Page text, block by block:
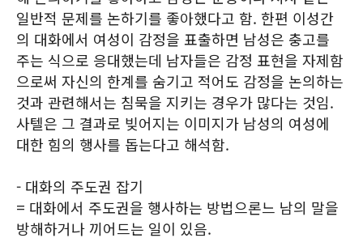
일반적 문제를 논하기를 좋아했다고 함. 한편 이성간
의 대화에서 여성이 감정을 표출하면 남성은 충고를
주는 식으로 응대했는데 남자들은 감정 표현을 자제함
으로써 자신의 한계를 숨기고 적어도 감정을 논의하는
것과 관련해서는 침묵을 지키는 경우가 많다는 것임.
사텔은 그 결과로 빚어지는 이미지가 남성의 여성에
대한 힘의 행사를 돕는다고 해석함.
- 대화의 주도권 잡기
= 대화에서 주도권을 행사하는 방법으론느 남의 말을
방해하거나 끼어드는 일이 있음.